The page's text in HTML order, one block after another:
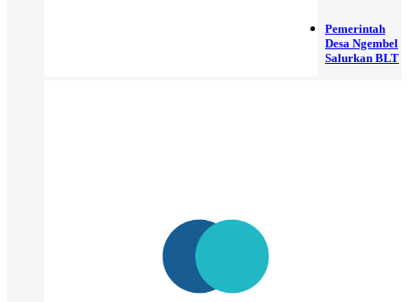
Pemerintah
Desa Ngembel
Salurkan BLT